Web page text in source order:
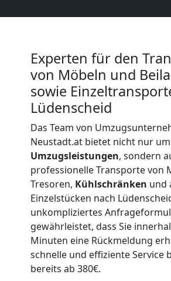
Experten für den
von Möbeln und
sowie
Lüdenscheid
Das Team von
Neustadt.at bietet nicht nur
Umzugsleistungen, sondern
professionelle Transporte von
Tresoren, Kühlschränken und
Einzelstücken nach
unkompliziertes
gewährleistet, dass Sie
Minuten eine Rückmeldung
schnelle und effiziente Service
bereits ab 380€.
Neustadt
Fernumzug
Wiener
Neustadt
Firmenumzug
Wiener
Neustadt
Büroumzug